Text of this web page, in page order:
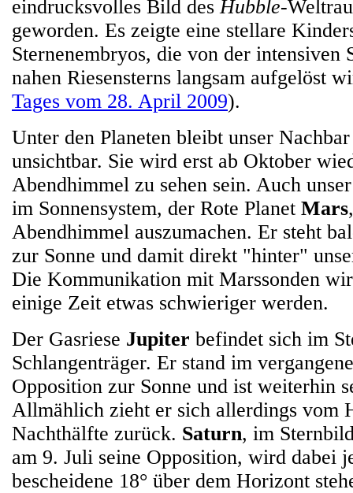
eindrucksvolles Bild desHubble-
geworden. Es zeigte eine stellare
Sternenembryos, die von der intensiven
nahen Riesensterns langsam aufgelöst
Tages vom 28. April 2009).
Unter den Planeten bleibt unser
unsichtbar. Sie wird erst ab Oktober
Abendhimmel zu sehen sein. Auch
im Sonnensystem, der Rote Planet Mars
Abendhimmel auszumachen. Er steht
zur Sonne und damit direkt "hinter"
Die Kommunikation mit Marssonden
einige Zeit etwas schwieriger werden.
Der Gasriese Jupiter befindet sich im
Schlangenträger. Er stand im
Opposition zur Sonne und ist weiterhin
Allmählich zieht er sich allerdings vom
Nachthälfte zurück. Saturn, im
am 9. Juli seine Opposition, wird dabei
bescheidene 18° über dem Horizont